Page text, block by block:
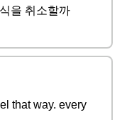
을 취소할까
that way. every